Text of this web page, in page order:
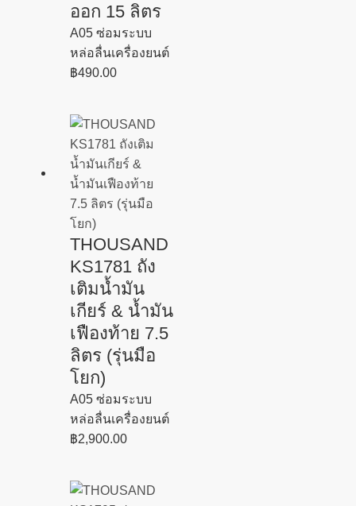
ออก 15 ลิตร
A05 ซ่อมระบบ
หล่อลื่นเครื่องยนต์
฿490.00
THOUSAND
KS1781 ถัง
เติมน้ำมัน
เกียร์ & น้ำมัน
เฟืองท้าย 7.5
ลิตร (รุ่นมือ
โยก)
A05 ซ่อมระบบ
หล่อลื่นเครื่องยนต์
฿2,900.00